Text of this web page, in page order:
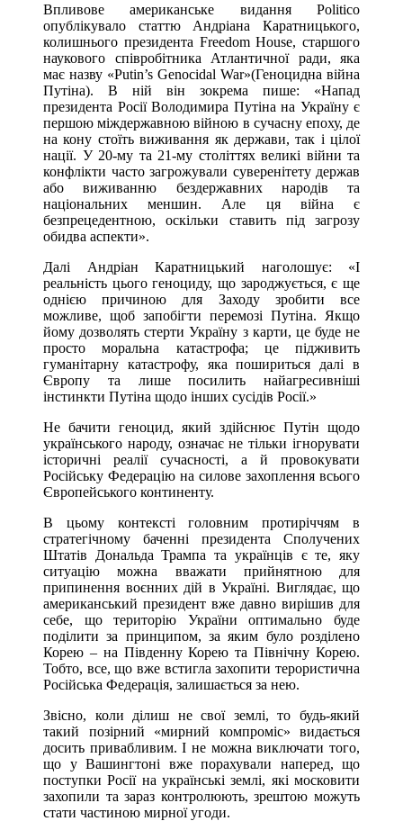
Впливове американське видання Politico
опублікувало статтю Андріана Каратницького,
колишнього президента Freedom House, старшого
наукового співробітника Атлантичної ради, яка
має назву «Putin’s Genocidal War»(Геноцидна війна
Путіна). В ній він зокрема пише: «Напад
президента Росії Володимира Путіна на Україну є
першою міждержавною війною в сучасну епоху, де
на кону стоїть виживання як держави, так і цілої
нації. У 20-му та 21-му століттях великі війни та
конфлікти часто загрожували суверенітету держав
або виживанню бездержавних народів та
національних меншин. Але ця війна є
безпрецедентною, оскільки ставить під загрозу
обидва аспекти».
Далі Андріан Каратницький наголошує: «І
реальність цього геноциду, що зароджується, є ще
однією причиною для Заходу зробити все
можливе, щоб запобігти перемозі Путіна. Якщо
йому дозволять стерти Україну з карти, це буде не
просто моральна катастрофа; це підживить
гуманітарну катастрофу, яка пошириться далі в
Європу та лише посилить найагресивніші
інстинкти Путіна щодо інших сусідів Росії.»
Не бачити геноцид, який здійснює Путін щодо
українського народу, означає не тільки ігнорувати
історичні реалії сучасності, а й провокувати
Російську Федерацію на силове захоплення всього
Європейського континенту.
В цьому контексті головним протиріччям в
стратегічному баченні президента Сполучених
Штатів Дональда Трампа та українців є те, яку
ситуацію можна вважати прийнятною для
припинення воєнних дій в Україні. Виглядає, що
американський президент вже давно вирішив для
себе, що територію України оптимально буде
поділити за принципом, за яким було розділено
Корею – на Південну Корею та Північну Корею.
Тобто, все, що вже встигла захопити терористична
Російська Федерація, залишається за нею.
Звісно, коли ділиш не свої землі, то будь-який
такий позірний «мирний компроміс» видається
досить привабливим. І не можна виключати того,
що у Вашингтоні вже порахували наперед, що
поступки Росії на українські землі, які московити
захопили та зараз контролюють, зрештою можуть
стати частиною мирної угоди.